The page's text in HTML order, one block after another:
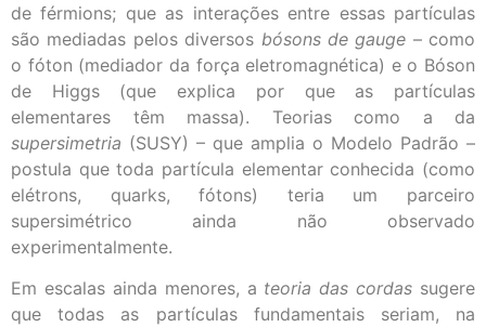
de férmions; que as interações entre essas partículas
são mediadas pelos diversos bósons de gauge – como
o fóton (mediador da força eletromagnética) e o Bóson
de Higgs (que explica por que as partículas
elementares têm massa). Teorias como a da
supersimetria (SUSY) – que amplia o Modelo Padrão –
postula que toda partícula elementar conhecida (como
elétrons, quarks, fótons) teria um parceiro
supersimétrico ainda não observado
experimentalmente.
Em escalas ainda menores, a teoria das cordas sugere
que todas as partículas fundamentais seriam, na